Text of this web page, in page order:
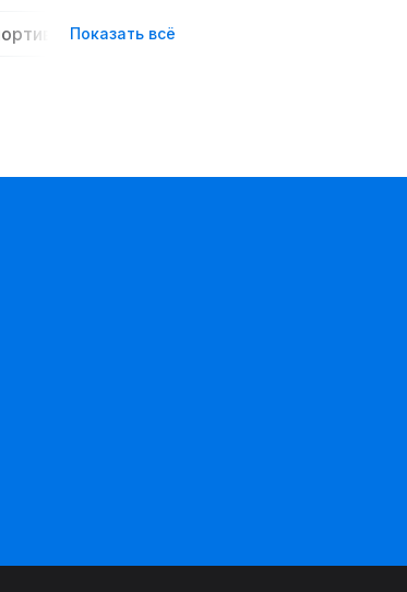
Оверсайз
Показать всё